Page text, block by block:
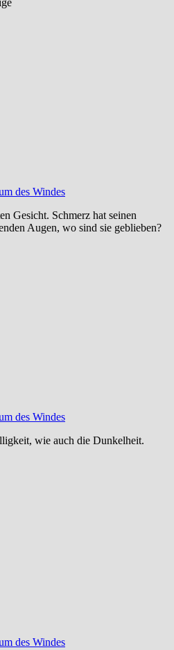
des Windes
Gesicht. Schmerz hat seinen
Augen, wo sind sie geblieben?
des Windes
wie auch die Dunkelheit.
des Windes